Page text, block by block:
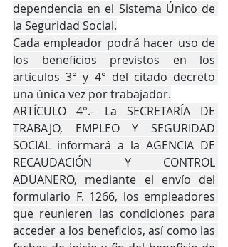
dependencia en el Sistema Único de
la Seguridad Social.
Cada empleador podrá hacer uso de
los beneficios previstos en los
artículos 3° y 4° del citado decreto
una única vez por trabajador.
ARTÍCULO 4°.- La SECRETARÍA DE
TRABAJO, EMPLEO Y SEGURIDAD
SOCIAL informará a la AGENCIA DE
RECAUDACIÓN Y CONTROL
ADUANERO, mediante el envío del
formulario F. 1266, los empleadores
que reunieren las condiciones para
acceder a los beneficios, así como las